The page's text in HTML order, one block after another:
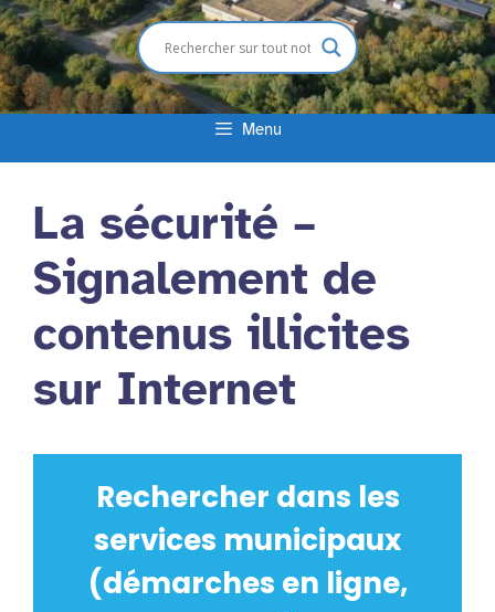
Menu
La sécurité –
Signalement de
contenus illicites
sur Internet
Rechercher dans les
services municipaux
(démarches en ligne,